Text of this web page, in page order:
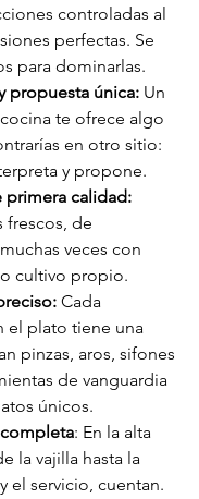
controladas al
perfectas. Se
para dominarlas.
propuesta única: Un
te ofrece algo
en otro sitio:
y propone.
primera calidad:
frescos, de
veces con
cultivo propio.
Cada
el plato tiene una
pinzas, aros, sifones
de vanguardia
únicos.
: En la alta
la vajilla hasta la
el servicio, cuentan.